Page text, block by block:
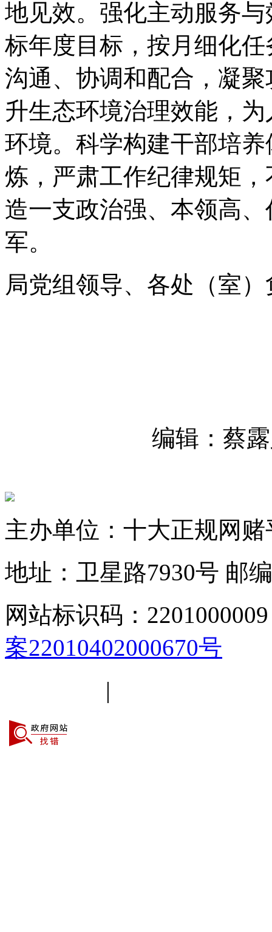
地见效。强化主动服务
标年度目标，按月细化
沟通、协调和配合，凝
升生态环境治理效能，
环境。科学构建干部培
炼，严肃工作纪律规矩
造一支政治强、本领高
军。
局党组领导、各处（室
编辑：蔡
主办单位：十大正规网赌
地址：卫星路7930号 邮
网站标识码：2201000009
案22010402000670号
|